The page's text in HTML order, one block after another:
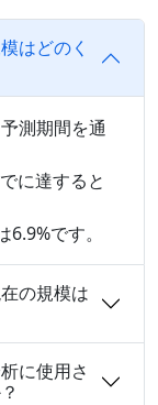
はどのく
測期間を通
に達すると
です。
の規模は
に使用さ